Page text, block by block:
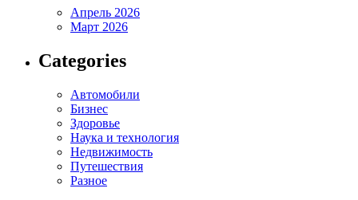
Апрель 2026
Март 2026
Categories
Автомобили
Бизнес
Здоровье
Наука и технология
Недвижимость
Путешествия
Разное